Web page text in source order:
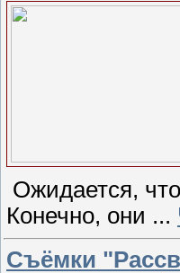
Ожидается,
Конечно, они ...
Съёмки